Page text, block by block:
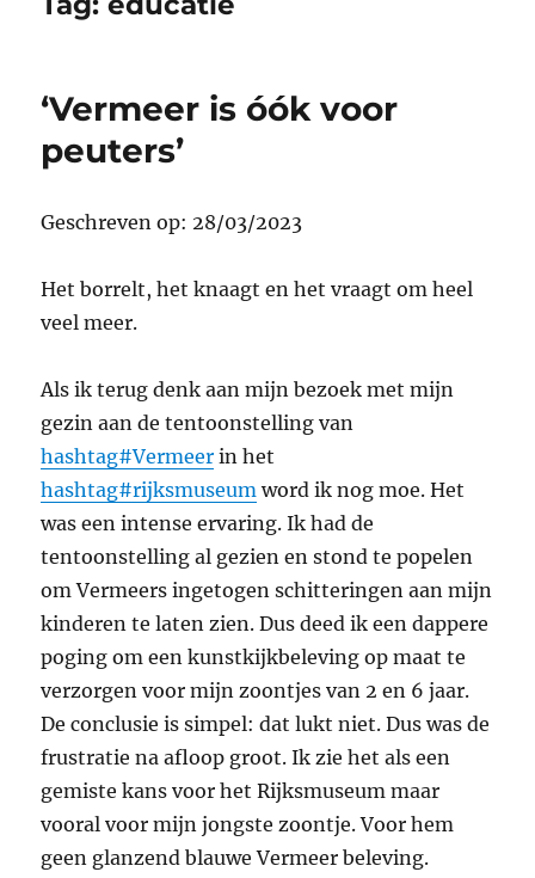
‘Vermeer is óók voor
peuters’
Geschreven op: 28/03/2023
Het borrelt, het knaagt en het vraagt om heel
veel meer.
Als ik terug denk aan mijn bezoek met mijn
gezin aan de tentoonstelling van
hashtag#Vermeer in het
hashtag#rijksmuseum word ik nog moe. Het
was een intense ervaring. Ik had de
tentoonstelling al gezien en stond te popelen
om Vermeers ingetogen schitteringen aan mijn
kinderen te laten zien. Dus deed ik een dappere
poging om een kunstkijkbeleving op maat te
verzorgen voor mijn zoontjes van 2 en 6 jaar.
De conclusie is simpel: dat lukt niet. Dus was de
frustratie na afloop groot. Ik zie het als een
gemiste kans voor het Rijksmuseum maar
vooral voor mijn jongste zoontje. Voor hem
geen glanzend blauwe Vermeer beleving.